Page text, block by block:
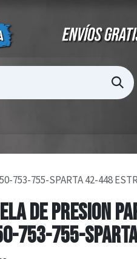
753-755-SPARTA 42-448
DE PRESION
753-755-